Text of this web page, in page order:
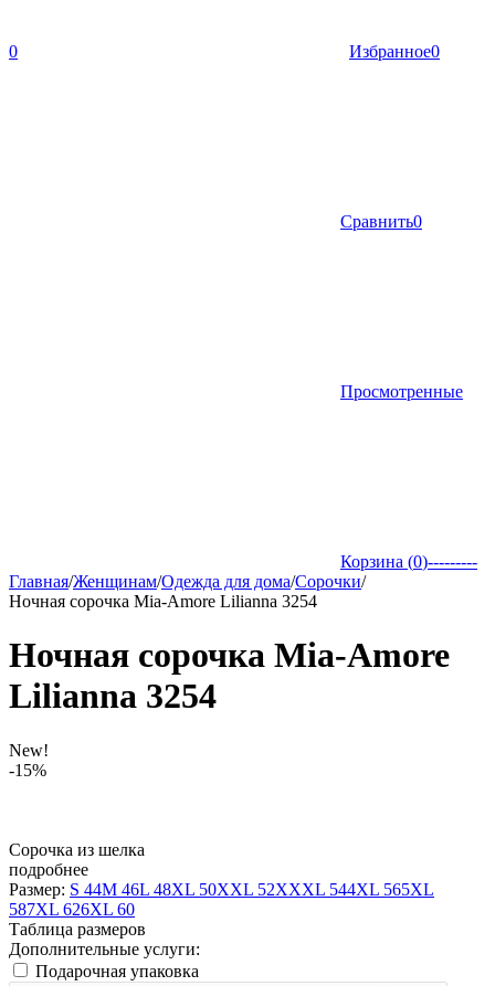
0 Избранное0
Сравнить0
Просмотренные
Корзина (0)---------
Главная/Женщинам/Одежда для дома/Сорочки/
Ночная сорочка Mia-Amore Lilianna 3254
Ночная сорочка Mia-Amore
Lilianna 3254
New!
-15%
Сорочка из шелка
подробнее
Размер: S 44M 46L 48XL 50XXL 52XXXL 544XL 565XL
587XL 626XL 60
Таблица размеров
Дополнительные услуги:
Подарочная упаковка